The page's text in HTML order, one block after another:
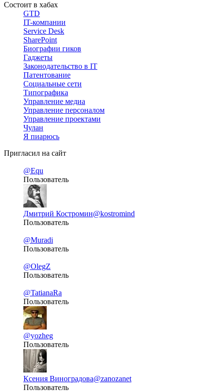
Состоит в хабах
GTD
IT-компании
Service Desk
SharePoint
Биографии гиков
Гаджеты
Законодательство в IT
Патентование
Социальные сети
Типографика
Управление медиа
Управление персоналом
Управление проектами
Чулан
Я пиарюсь
Пригласил на сайт
@Equ
Пользователь
Дмитрий Костромин@kostromind
Пользователь
@Muradi
Пользователь
@OlegZ
Пользователь
@TatianaRa
Пользователь
@yozheg
Пользователь
Ксения Виноградова@zanozanet
Пользователь